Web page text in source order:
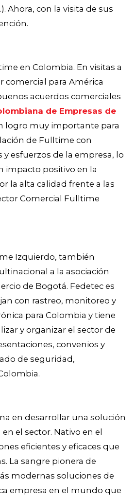
Ahora, con la visita de sus
en Colombia. En visitas a
comercial para América
acuerdos comerciales
de Empresas de
logro muy importante para
de Fulltime con
esfuerzos de la empresa, lo
impacto positivo en la
la alta calidad frente a las
Comercial Fulltime
Izquierdo, también
a la asociación
de Bogotá. Fedetec es
con rastreo, monitoreo y
para Colombia y tiene
y organizar el sector de
convenios y
de seguridad,
en desarrollar una solución
el sector. Nativo en el
eficientes y eficaces que
La sangre pionera de
modernas soluciones de
empresa en el mundo que